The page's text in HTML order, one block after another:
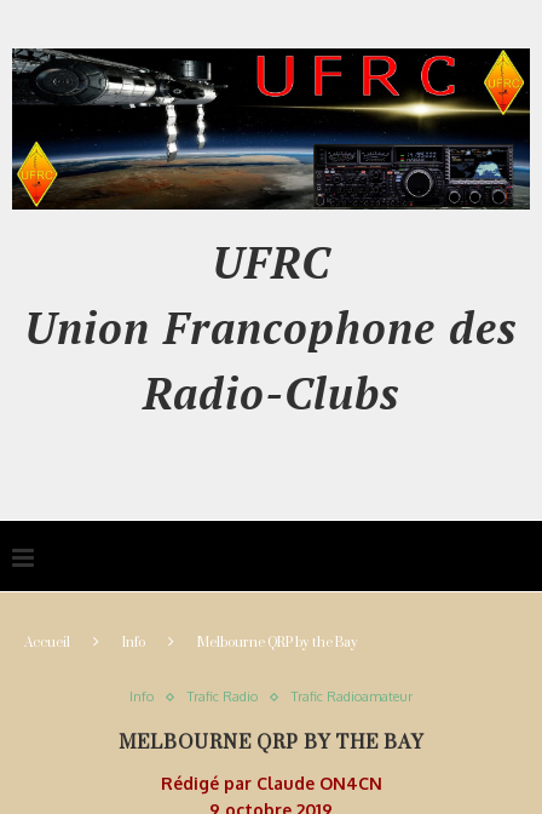
UFRC
Union Francophone des
Radio-Clubs
Accueil Info Melbourne QRP by the Bay
Info Trafic Radio Trafic Radioamateur
MELBOURNE QRP BY THE BAY
Rédigé par Claude ON4CN